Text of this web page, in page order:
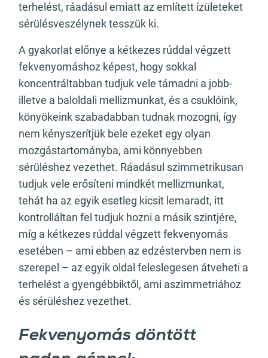
terhelést, ráadásul emiatt az említett ízületeket
sérülésveszélynek tesszük ki.
A gyakorlat előnye a kétkezes rúddal végzett
fekvenyomáshoz képest, hogy sokkal
koncentráltabban tudjuk vele támadni a jobb-
illetve a baloldali mellizmunkat, és a csuklóink,
könyökeink szabadabban tudnak mozogni, így
nem kényszerítjük bele ezeket egy olyan
mozgástartományba, ami könnyebben
sérüléshez vezethet. Ráadásul szimmetrikusan
tudjuk vele erősíteni mindkét mellizmunkat,
tehát ha az egyik esetleg kicsit lemaradt, itt
kontrolláltan fel tudjuk hozni a másik szintjére,
míg a kétkezes rúddal végzett fekvenyomás
esetében – ami ebben az edzéstervben nem is
szerepel – az egyik oldal feleslegesen átveheti a
terhelést a gyengébbiktől, ami aszimmetriához
és sérüléshez vezethet.
Fekvenyomás döntött